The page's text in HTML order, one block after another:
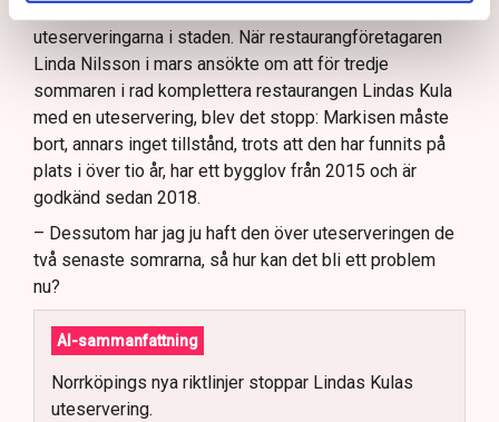
Norrköpings kommun ändrat sina policys för
uteserveringarna i staden. När restaurangföretagaren
Linda Nilsson i mars ansökte om att för tredje
sommaren i rad komplettera restaurangen Lindas Kula
med en uteservering, blev det stopp: Markisen måste
bort, annars inget tillstånd, trots att den har funnits på
plats i över tio år, har ett bygglov från 2015 och är
godkänd sedan 2018.
– Dessutom har jag ju haft den över uteserveringen de
två senaste somrarna, så hur kan det bli ett problem
nu?
AI-sammanfattning
Norrköpings nya riktlinjer stoppar Lindas Kulas
uteservering.